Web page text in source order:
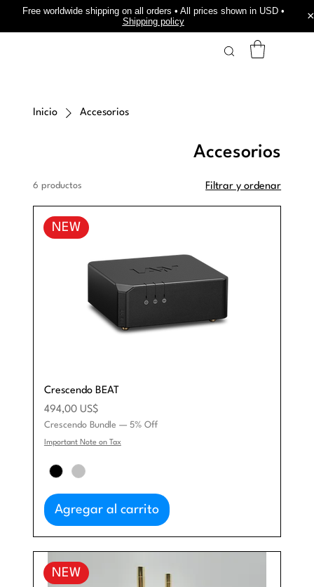
Inicio Accesorios
Accesorios
6 productos Filtrar y ordenar
NEW
Crescendo BEAT
Precio
494,00 US$
Crescendo Bundle — 5% Off
Important Note on Tax
Agregar al carrito
NEW
Free worldwide shipping on all orders • All prices shown in USD •
Shipping policy
×